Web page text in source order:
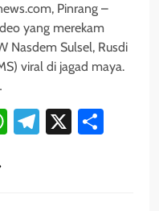
Pinrang –
yang merekam
Nasdem Sulsel, Rusdi
viral di jagad maya.
WhatsApp
Telegram
X